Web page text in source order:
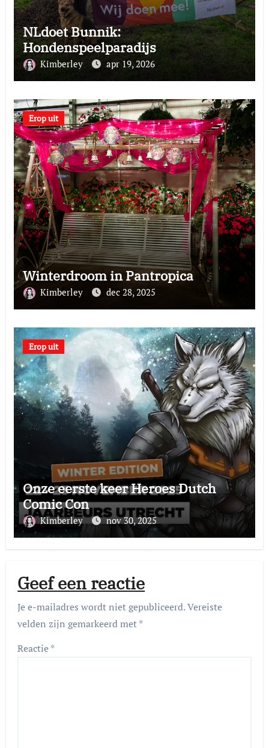
NLdoet Bunnik:
Hondenspeelparadijs
Kimberley apr 19, 2026
Erop uit
Winterdroom in Pantropica
Kimberley dec 28, 2025
Erop uit
Onze eerste keer Heroes Dutch
Comic Con
Kimberley nov 30, 2025
Geef een reactie
Je e-mailadres wordt niet gepubliceerd.Vereiste
velden zijn gemarkeerd met*
Reactie*